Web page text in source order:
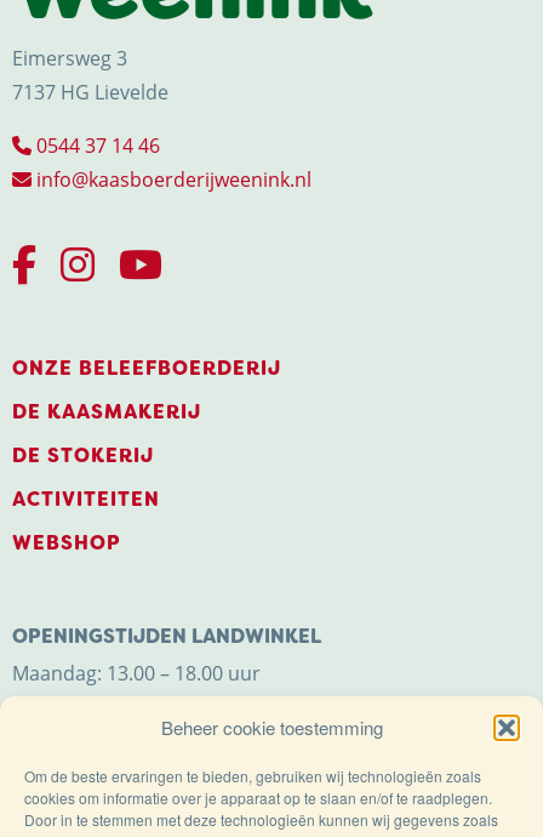
Beheer cookie toestemming
Om de beste ervaringen te bieden, gebruiken wij technologieën zoals
cookies om informatie over je apparaat op te slaan en/of te raadplegen.
Door in te stemmen met deze technologieën kunnen wij gegevens zoals
Eimersweg 3
7137 HG Lievelde
0544 37 14 46
info@kaasboerderijweenink.nl
ONZE BELEEFBOERDERIJ
DE KAASMAKERIJ
DE STOKERIJ
ACTIVITEITEN
WEBSHOP
OPENINGSTIJDEN LANDWINKEL
Maandag: 13.00 – 18.00 uur
Zondag: 11.00 – 18.00 uur